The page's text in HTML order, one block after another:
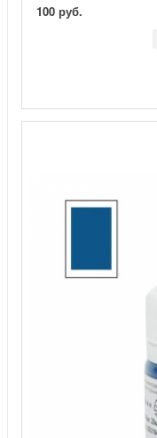
100 руб.